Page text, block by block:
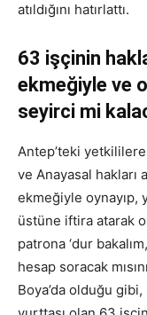
atıldığını hatırlattı.
63 işçinin
ekmeğiyle ve
seyirci mi
Antep’teki yetkililere
ve Anayasal hakları
ekmeğiyle oynayıp,
üstüne iftira atarak
patrona ‘dur
hesap soracak
Boya’da olduğu